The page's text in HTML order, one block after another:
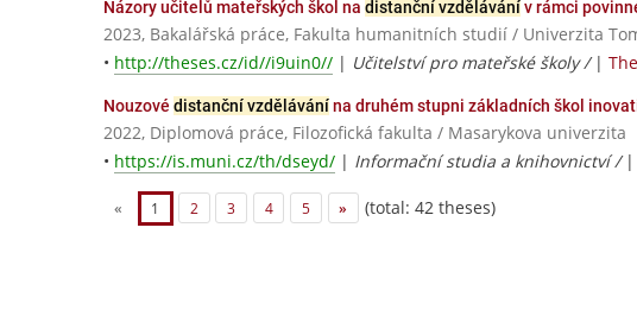
Názory učitelů mateřských škol na distanční vzdělávánív rámci
2023, Bakalářská práce, Fakulta humanitních studií / Univerzita
• http://theses.cz/id//i9uin0// | Učitelství pro mateřské školy / |
Nouzové distanční vzdělávánína druhém stupni základních škol
2022, Diplomová práce, Filozofická fakulta / Masarykova univerzita
• https://is.muni.cz/th/dseyd/ | Informační studia a knihovnictví / |
« 1 2 3 4 5 » (total: 42 theses)